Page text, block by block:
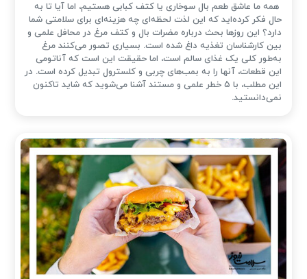
همه ما عاشق طعم بال سوخاری یا کتف کبابی هستیم، اما آیا تا به
حال فکر کرده‌اید که این لذت لحظه‌ای چه هزینه‌ای برای سلامتی شما
دارد؟ این روزها بحث درباره مضرات بال و کتف مرغ در محافل علمی و
بین کارشناسان تغذیه داغ شده است. بسیاری تصور می‌کنند مرغ
به‌طور کلی یک غذای سالم است، اما حقیقت این است که آناتومی
این قطعات، آنها را به بمب‌های چربی و کلسترول تبدیل کرده است. در
این مطلب، با ۵ خطر علمی و مستند آشنا می‌شوید که شاید تاکنون
نمی‌دانستید.